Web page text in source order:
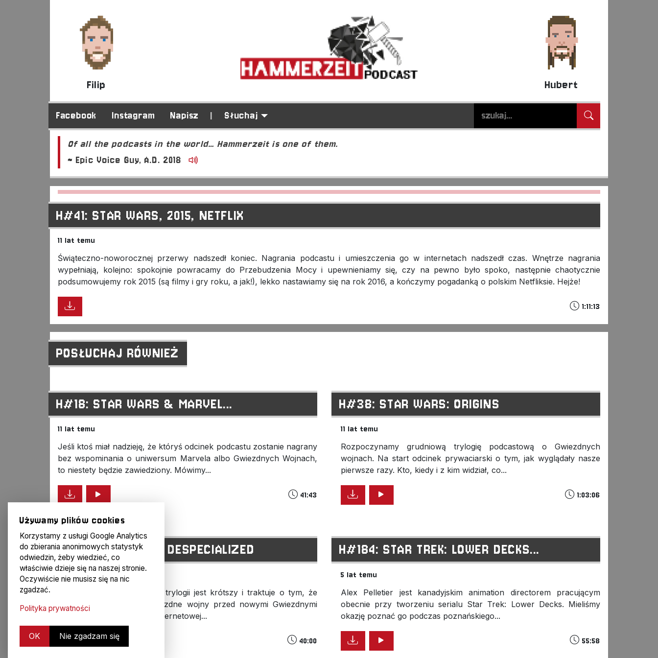
Filip Hubert
Facebook Instagram Napisz | Słuchaj
Of all the podcasts in the world… Hammerzeit is one of them.
~ Epic Voice Guy, A.D. 2018
H#41: STAR WARS, 2015, NETFLIX
11 lat temu
Świąteczno-noworocznej przerwy nadszedł koniec. Nagrania podcastu i umieszczenia go w internetach nadszedł czas. Wnętrze nagrania
wypełniają, kolejno: spokojnie powracamy do Przebudzenia Mocy i upewnieniamy się, czy na pewno było spoko, następnie chaotycznie
podsumowujemy rok 2015 (są filmy i gry roku, a jak!), lekko nastawiamy się na rok 2016, a kończymy pogadanką o polskim Netfliksie. Hejże!
1:11:13
POSŁUCHAJ RÓWNIEŻ
H#18: STAR WARS & MARVEL...
11 lat temu
Jeśli ktoś miał nadzieję, że któryś odcinek podcastu zostanie nagrany
bez wspominania o uniwersum Marvela albo Gwiezdnych Wojnach,
to niestety będzie zawiedziony. Mówimy...
41:43
H#38: STAR WARS: ORIGINS
11 lat temu
Rozpoczynamy grudniową trylogię podcastową o Gwiezdnych
wojnach. Na start odcinek prywaciarski o tym, jak wyglądały nasze
pierwsze razy. Kto, kiedy i z kim widział, co...
1:03:06
H#39: STAR WARS DESPECIALIZED
11 lat temu
Drugi odcinek podcastowej trylogii jest krótszy i traktuje o tym, że
trzeba obejrzeć stare Gwiezdne wojny przed nowymi Gwiezdnymi
wojnami. Skupiamy się na internetowej...
40:00
H#184: STAR TREK: LOWER DECKS...
5 lat temu
Alex Pelletier jest kanadyjskim animation directorem pracującym
obecnie przy tworzeniu serialu Star Trek: Lower Decks. Mieliśmy
okazję poznać go podczas poznańskiego...
55:58
Używamy plików cookies
Korzystamy z usługi Google Analytics
do zbierania anonimowych statystyk
odwiedzin, żeby wiedzieć, co
właściwie dzieje się na naszej stronie.
Oczywiście nie musisz się na nic
zgadzać.
Polityka prywatności
OK Nie zgadzam się